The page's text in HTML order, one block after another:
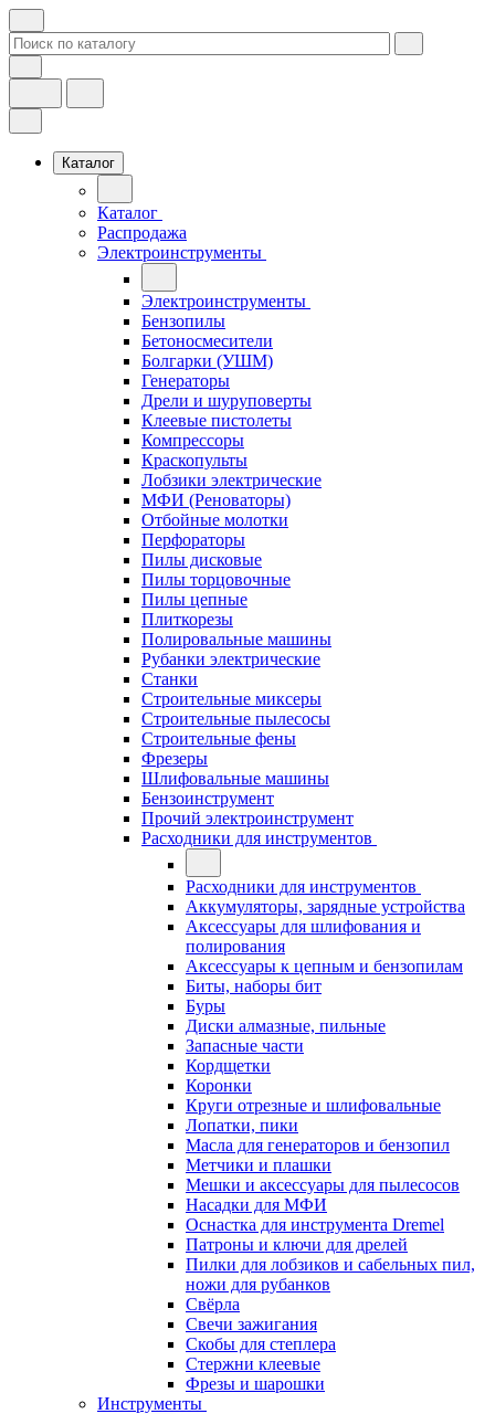
Каталог
Каталог
Распродажа
Электроинструменты
Электроинструменты
Бензопилы
Бетоносмесители
Болгарки (УШМ)
Генераторы
Дрели и шуруповерты
Клеевые пистолеты
Компрессоры
Краскопульты
Лобзики электрические
МФИ (Реноваторы)
Отбойные молотки
Перфораторы
Пилы дисковые
Пилы торцовочные
Пилы цепные
Плиткорезы
Полировальные машины
Рубанки электрические
Станки
Строительные миксеры
Строительные пылесосы
Строительные фены
Фрезеры
Шлифовальные машины
Бензоинструмент
Прочий электроинструмент
Расходники для инструментов
Расходники для инструментов
Аккумуляторы, зарядные устройства
Аксессуары для шлифования и
полирования
Аксессуары к цепным и бензопилам
Биты, наборы бит
Буры
Диски алмазные, пильные
Запасные части
Кордщетки
Коронки
Круги отрезные и шлифовальные
Лопатки, пики
Масла для генераторов и бензопил
Метчики и плашки
Мешки и аксессуары для пылесосов
Насадки для МФИ
Оснастка для инструмента Dremel
Патроны и ключи для дрелей
Пилки для лобзиков и сабельных пил,
ножи для рубанков
Свёрла
Свечи зажигания
Скобы для степлера
Стержни клеевые
Фрезы и шарошки
Инструменты